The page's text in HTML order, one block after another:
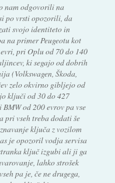
nam odgovorili na
po vrsti opozorili, da
svojo identiteto in
na primer Peugeotu kot
pri Oplu od 70 do 140
ki segajo od dobrih
(Volkswagen, Škoda,
zelo okvirno gibljejo od
ključi od 30 do 427
od 200 evrov pa vse
pri vseh treba dodati še
ključa z vozilom
je opozoril vodja servisa
ključ izgubi ali ji ga
lahko strošek
pa je, če ne drugega,